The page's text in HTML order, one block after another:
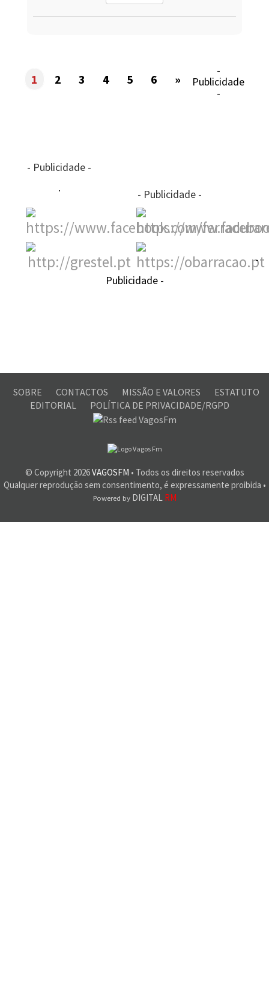
1 2 3 4 5 6 »
-
Publicidade
-
- Publicidade -
- Publicidade -
-
Publicidade -
SOBRE CONTACTOS MISSÃO E VALORES
ESTATUTO
EDITORIAL
POLÍTICA DE PRIVACIDADE/RGPD
© Copyright 2026VAGOSFM • Todos os direitos reservados
Qualquer reprodução sem consentimento, é expressamente proibida •
Powered byDIGITAL RM